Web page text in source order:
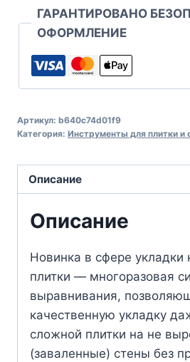
ГАРАНТИРОВАНО
ОФОРМЛЕНИЕ
Артикул: b640c74d01f9
Категория: Инструменты для плитки и
Описание
Описание
Новинка в сфере укладки
плитки — многоразовая
выравнивания,
качественную укладку
сложной плитки на не
(заваленные) стены без